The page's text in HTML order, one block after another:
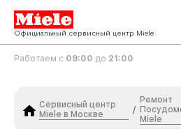
Официальный сервисный центр Miele
Работаем с 09:00 до 21:00
Сервисный центр
Miele в Москве
/
Ремонт
Miele